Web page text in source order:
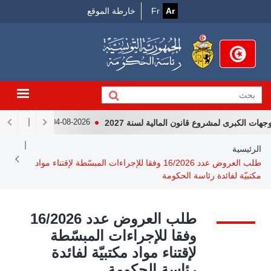
الرئيسي
Fr Ar
Menu
خارطة الموقع
لمشروع قانون المالية لسنة 2027 04-08-2026 لقاء رئيس
Breadcrumb
الرئيسية
طلب العروض عدد 16/2026 وفقا للإجراءات المبسّطة لإقتناء مواد
مكتبيّة لفائدة رئاسة الحكومة
طلب العروض عدد 16/2026
وفقا للإجراءات المبسّطة
لإقتناء مواد مكتبيّة لفائدة